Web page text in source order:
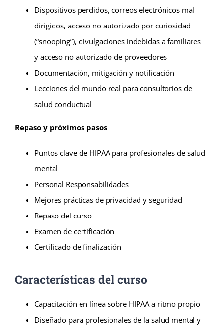
Dispositivos perdidos, correos electrónicos mal
dirigidos, acceso no autorizado por curiosidad
(“snooping”), divulgaciones indebidas a familiares
y acceso no autorizado de proveedores
Documentación, mitigación y notificación
Lecciones del mundo real para consultorios de
salud conductual
Repaso y próximos pasos
Puntos clave de HIPAA para profesionales de salud
mental
Personal Responsabilidades
Mejores prácticas de privacidad y seguridad
Repaso del curso
Examen de certificación
Certificado de finalización
Características del curso
Capacitación en línea sobre HIPAA a ritmo propio
Diseñado para profesionales de la salud mental y